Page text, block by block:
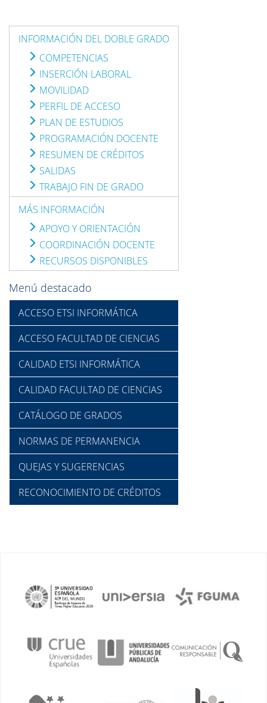
INFORMACIÓN DEL DOBLE GRADO
COMPETENCIAS
INSERCIÓN LABORAL
MOVILIDAD
PERFIL DE ACCESO
PLAN DE ESTUDIOS
PROGRAMACIÓN DOCENTE
RESUMEN DE CRÉDITOS
SALIDAS
TRABAJO FIN DE GRADO
MÁS INFORMACIÓN
APOYO Y ORIENTACIÓN
COORDINACIÓN DOCENTE
RECURSOS DISPONIBLES
Menú destacado
ACCESO ETSI INFORMÁTICA
ACCESO FACULTAD DE CIENCIAS
CALIDAD ETSI INFORMÁTICA
CALIDAD FACULTAD DE CIENCIAS
CATÁLOGO DE GRADOS
NORMAS DE PERMANENCIA
QUEJAS Y SUGERENCIAS
RECONOCIMIENTO DE CRÉDITOS